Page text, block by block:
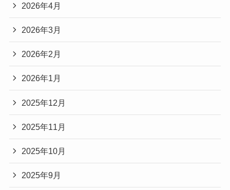
2026年4月
2026年3月
2026年2月
2026年1月
2025年12月
2025年11月
2025年10月
2025年9月